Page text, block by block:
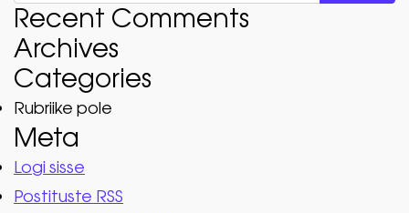
Recent Comments
Archives
Categories
Rubriike pole
Meta
Logi sisse
Postituste RSS